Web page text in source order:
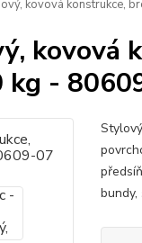
kovová konstrukce,
kovová
kg -
bundy,